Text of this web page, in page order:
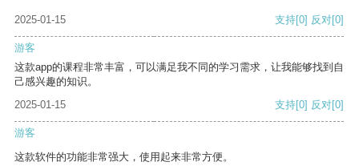
2025-01-15 支持[0] 反对[0]
游客
这款app的课程非常丰富，可以满足我不同的学习需求，让我能够找到自
己感兴趣的知识。
2025-01-15
支持[0] 反对[0]
游客
这款软件的功能非常强大，使用起来非常方便。